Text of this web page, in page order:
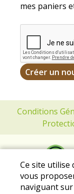
mes paniers
Conditions
Ce site utilise
vous
naviguant sur